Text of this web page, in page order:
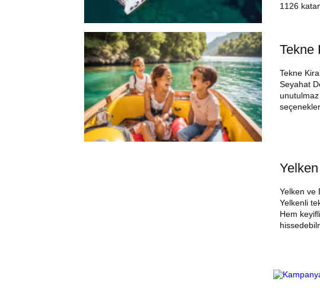
1126
Tekne
Tekne
Seyahat
Yelken ve
Yelkenli
Hem